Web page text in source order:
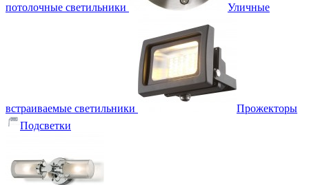
потолочные светильники Уличные
встраиваемые светильники
Прожекторы
Подсветки